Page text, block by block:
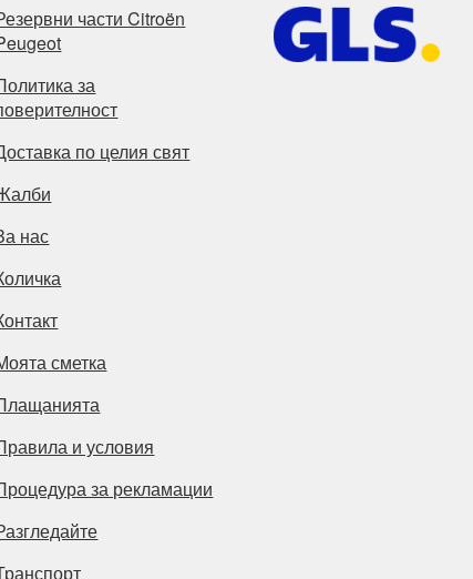
части Citroën
за
по целия свят
нас
сметка
и условия
за рекламации